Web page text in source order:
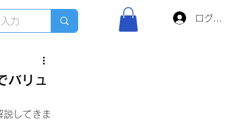
ログイン
バリュ
説してきま